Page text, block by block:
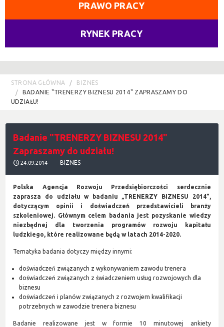
PRAWO PRACY
RYNEK PRACY
STRONA GŁÓWNA
BIZNES
BADANIE "TRENERZY BIZNESU 2014" ZAPRASZAMY DO
UDZIAŁU!
Badanie "TRENERZY BIZNESU 2014"
Zapraszamy do udziału!
24.09.2014 BIZNES
Polska Agencja Rozwoju Przedsiębiorczości serdecznie
zaprasza do udziału w badaniu „TRENERZY BIZNESU 2014”,
dotyczącym opinii i doświadczeń przedstawicieli branży
szkoleniowej. Głównym celem badania jest pozyskanie wiedzy
niezbędnej dla tworzenia programów rozwoju kapitału
ludzkiego, które realizowane będą w latach 2014-2020.
Tematyka badania dotyczy między innymi:
doświadczeń związanych z wykonywaniem zawodu trenera
doświadczeń związanych z świadczeniem usług rozwojowych dla
biznesu
doświadczeń i planów związanych z rozwojem kwalifikacji
potrzebnych w zawodzie trenera biznesu
Badanie realizowane jest w formie 10 minutowej ankiety